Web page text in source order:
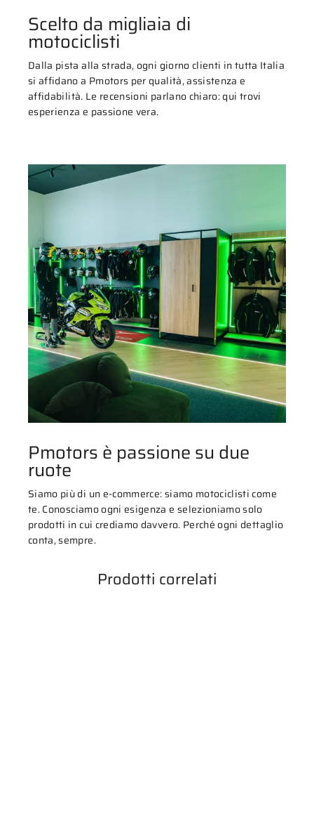
Scelto da migliaia di
motociclisti
Dalla pista alla strada, ogni giorno clienti in tutta Italia
si affidano a Pmotors per qualità, assistenza e
affidabilità. Le recensioni parlano chiaro: qui trovi
esperienza e passione vera.
Pmotors è passione su due
ruote
Siamo più di un e-commerce: siamo motociclisti come
te. Conosciamo ogni esigenza e selezioniamo solo
prodotti in cui crediamo davvero. Perché ogni dettaglio
conta, sempre.
Prodotti correlati